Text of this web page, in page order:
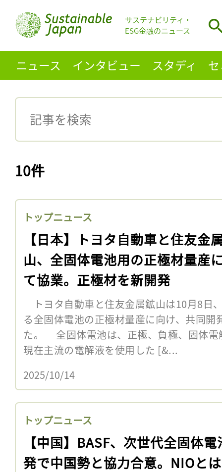
サステナビリティ・
ESG金融のニュース
ニュース インタビュー スタディ
10件
トップニュース
【日本】トヨタ自動車と住友金
山、全固体電池用の正極材量産
て協業。正極材を新開発
トヨタ自動車と住友金属鉱山は10月8日
る全固体電池の正極材量産に向け、共同開
た。 全固体電池は、正極、負極、固体電
現在主流の電解液を使用した [&...
2025/10/14
トップニュース
【中国】BASF、次世代全固体
発で中国勢と協力合意。NIOと